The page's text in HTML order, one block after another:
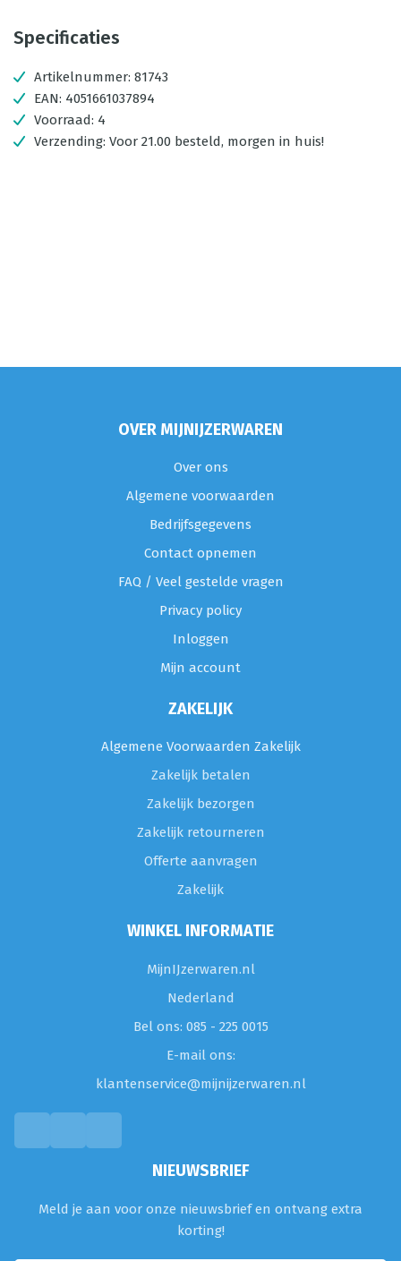
Specificaties
Artikelnummer: 81743
EAN: 4051661037894
Voorraad: 4
Verzending: Voor 21.00 besteld, morgen in huis!
OVER MIJNIJZERWAREN
Over ons
Algemene voorwaarden
Bedrijfsgegevens
Contact opnemen
FAQ / Veel gestelde vragen
Privacy policy
Inloggen
Mijn account
ZAKELIJK
Algemene Voorwaarden Zakelijk
Zakelijk betalen
Zakelijk bezorgen
Zakelijk retourneren
Offerte aanvragen
Zakelijk
WINKEL INFORMATIE
MijnIJzerwaren.nl
Nederland
Bel ons: 085 - 225 0015
E-mail ons:
klantenservice@mijnijzerwaren.nl
NIEUWSBRIEF
Meld je aan voor onze nieuwsbrief en ontvang extra
korting!